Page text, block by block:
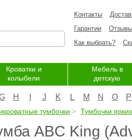
Контакты
Гарантии
Как выбрать?
Кроватки и
колыбели
Мебель в
детскую
H J K L M N O P
тумбочки Тумбочки
ABC King